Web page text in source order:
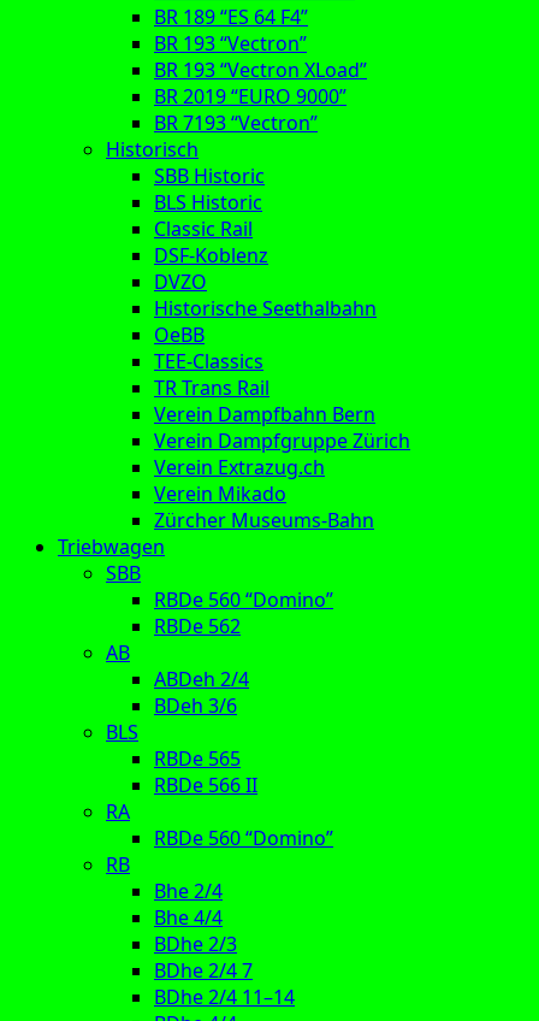
BR 189 “ES 64 F4”
BR 193 “Vectron”
BR 193 “Vectron XLoad”
BR 2019 “EURO 9000”
BR 7193 “Vectron”
Historisch
SBB Historic
BLS Historic
Classic Rail
DSF-Koblenz
DVZO
Historische Seethalbahn
OeBB
TEE-Classics
TR Trans Rail
Verein Dampfbahn Bern
Verein Dampfgruppe Zürich
Verein Extrazug.ch
Verein Mikado
Zürcher Museums-Bahn
Triebwagen
SBB
RBDe 560 “Domino”
RBDe 562
AB
ABDeh 2/4
BDeh 3/6
BLS
RBDe 565
RBDe 566 II
RA
RBDe 560 “Domino”
RB
Bhe 2/4
Bhe 4/4
BDhe 2/3
BDhe 2/4 7
BDhe 2/4 11–14